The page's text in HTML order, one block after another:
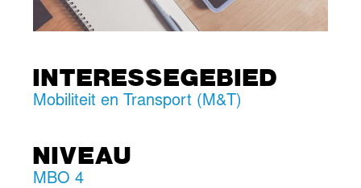
INTERESSEGEBIED
Mobiliteit en Transport (M&T)
NIVEAU
MBO 4